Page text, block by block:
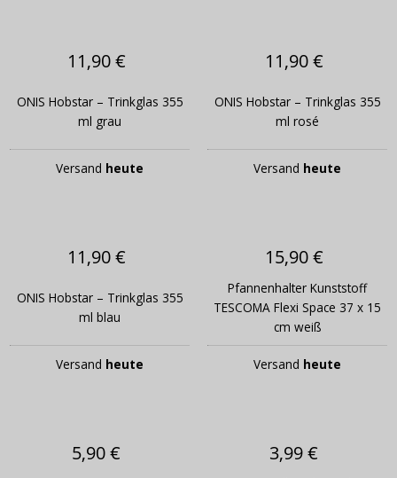
11,90 €
ONIS Hobstar – Trinkglas 355
ml grau
Versand heute
11,90 €
ONIS Hobstar – Trinkglas 355
ml rosé
Versand heute
11,90 €
ONIS Hobstar – Trinkglas 355
ml blau
Versand heute
15,90 €
Pfannenhalter Kunststoff
TESCOMA Flexi Space 37 x 15
cm weiß
Versand heute
5,90 € 3,99 €